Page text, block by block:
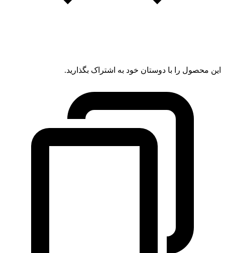
این محصول را با دوستان خود به اشتراک بگذارید.